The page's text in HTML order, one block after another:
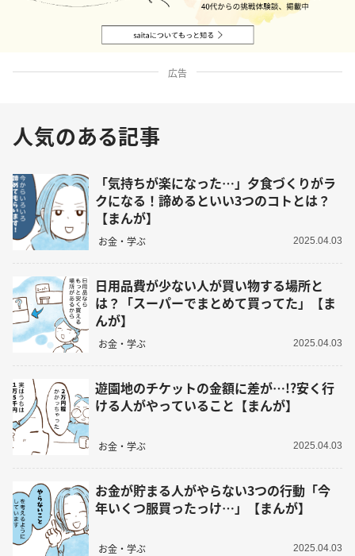
広告
人気のある記事
「気持ちが楽になった…」夕食づくりがラ
クになる！諦めるといい3つのコトとは？
【まんが】
お金・学ぶ 2025.04.03
日用品費が少ない人が買い物する場所と
は？「スーパーでまとめて買ってた」【ま
んが】
お金・学ぶ 2025.04.03
遊園地のチケットの金額に差が…!?安く行
ける人がやっていること【まんが】
お金・学ぶ 2025.04.03
お金が貯まる人がやらない3つの行動「今
年いくつ服買ったっけ…」【まんが】
お金・学ぶ 2025.04.03